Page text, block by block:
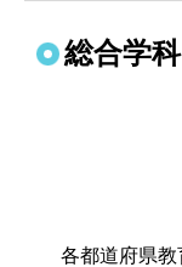
総合学
各都道府県